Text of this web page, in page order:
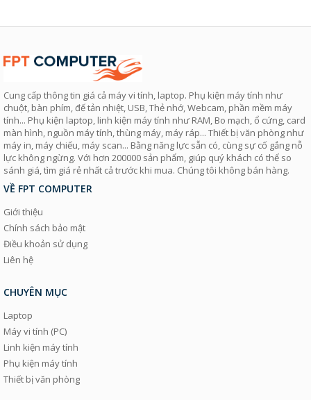
Cung cấp thông tin giá cả máy vi tính, laptop. Phụ kiện máy tính như
chuột, bàn phím, đế tản nhiệt, USB, Thẻ nhớ, Webcam, phần mềm máy
tính... Phụ kiện laptop, linh kiện máy tính như RAM, Bo mạch, ổ cứng, card
màn hình, nguồn máy tính, thùng máy, máy ráp... Thiết bị văn phòng như
máy in, máy chiếu, máy scan... Bằng năng lực sẵn có, cùng sự cố gắng nỗ
lực không ngừng. Với hơn 200000 sản phẩm, giúp quý khách có thể so
sánh giá, tìm giá rẻ nhất cả trước khi mua. Chúng tôi không bán hàng.
VỀ FPT COMPUTER
Giới thiệu
Chính sách bảo mật
Điều khoản sử dụng
Liên hệ
CHUYÊN MỤC
Laptop
Máy vi tính (PC)
Linh kiện máy tính
Phụ kiện máy tính
Thiết bị văn phòng